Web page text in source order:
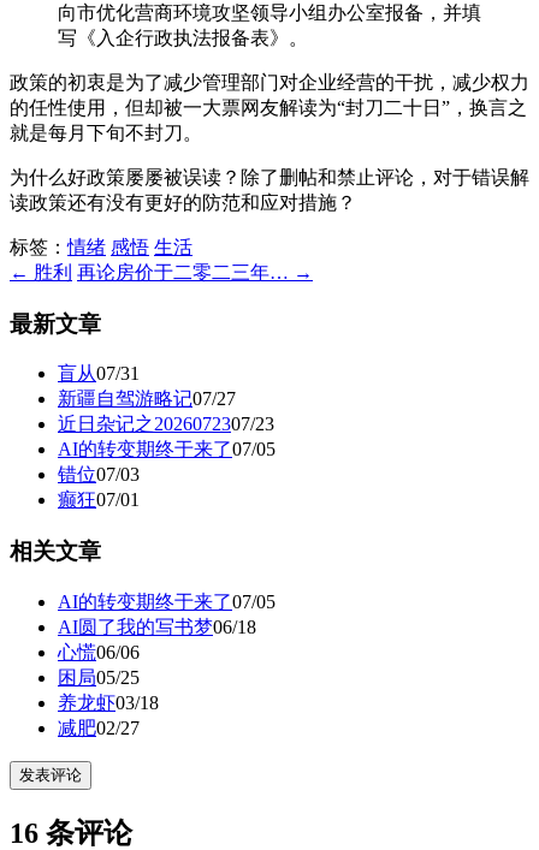
向市优化营商环境攻坚领导小组办公室报备，并填
写《入企行政执法报备表》。
政策的初衷是为了减少管理部门对企业经营的干扰，减少权力
的任性使用，但却被一大票网友解读为“封刀二十日”，换言之
就是每月下旬不封刀。
为什么好政策屡屡被误读？除了删帖和禁止评论，对于错误解
读政策还有没有更好的防范和应对措施？
标签：情绪 感悟 生活
← 胜利 再论房价于二零二三年… →
最新文章
盲从07/31
新疆自驾游略记07/27
近日杂记之2026072307/23
AI的转变期终于来了07/05
错位07/03
癫狂07/01
相关文章
AI的转变期终于来了07/05
AI圆了我的写书梦06/18
心慌06/06
困局05/25
养龙虾03/18
减肥02/27
发表评论
16 条评论